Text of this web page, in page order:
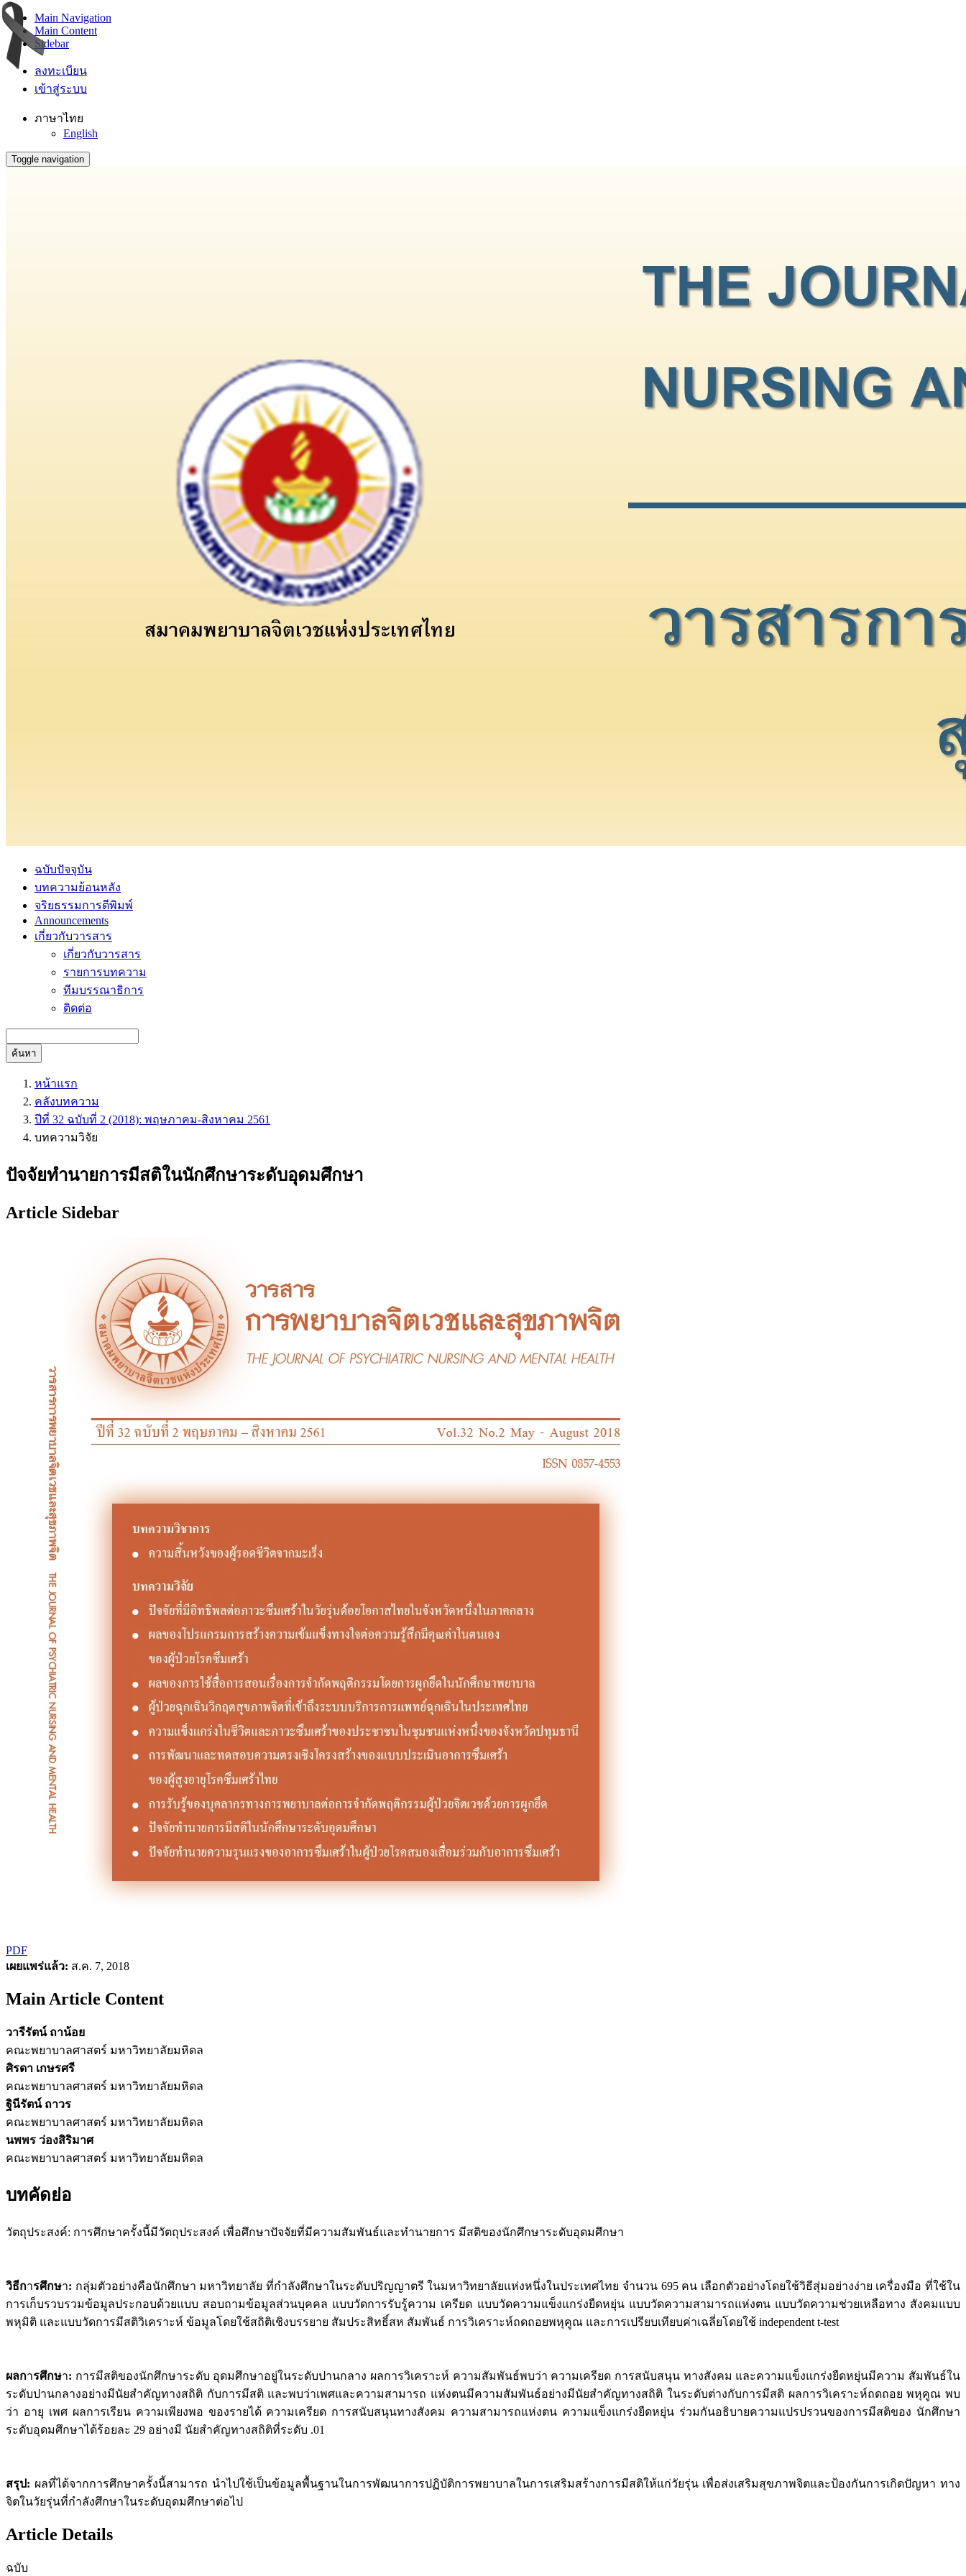
Main Navigation
Main Content
Sidebar
ลงทะเบียน
เข้าสู่ระบบ
ภาษาไทย
English
Toggle navigation
ฉบับปัจจุบัน
บทความย้อนหลัง
จริยธรรมการตีพิมพ์
Announcements
เกี่ยวกับวารสาร
เกี่ยวกับวารสาร
รายการบทความ
ทีมบรรณาธิการ
ติดต่อ
ค้นหา
หน้าแรก
คลังบทความ
ปีที่ 32 ฉบับที่ 2 (2018): พฤษภาคม-สิงหาคม 2561
บทความวิจัย
ปัจจัยทำนายการมีสติในนักศึกษาระดับอุดมศึกษา
Article Sidebar
PDF
เผยแพร่แล้ว: ส.ค. 7, 2018
Main Article Content
วารีรัตน์ ถาน้อย
คณะพยาบาลศาสตร์ มหาวิทยาลัยมหิดล
ศิรดา เกษรศรี
คณะพยาบาลศาสตร์ มหาวิทยาลัยมหิดล
ฐินีรัตน์ ถาวร
คณะพยาบาลศาสตร์ มหาวิทยาลัยมหิดล
นพพร ว่องสิริมาศ
คณะพยาบาลศาสตร์ มหาวิทยาลัยมหิดล
บทคัดย่อ
วัตถุประสงค์: การศึกษาครั้งนี้มีวัตถุประสงค์ เพื่อศึกษาปัจจัยที่มีความสัมพันธ์และทำนายการ มีสติของนักศึกษาระดับอุดมศึกษา
วิธีการศึกษา: กลุ่มตัวอย่างคือนักศึกษา มหาวิทยาลัย ที่กำลังศึกษาในระดับปริญญาตรี ในมหาวิทยาลัยแห่งหนึ่งในประเทศไทย จำนวน 695 คน เลือกตัวอย่างโดยใช้วิธีสุ่มอย่างง่าย เครื่องมือ ที่ใช้ใน
การเก็บรวบรวมข้อมูลประกอบด้วยแบบ สอบถามข้อมูลส่วนบุคคล แบบวัดการรับรู้ความ เครียด แบบวัดความแข็งแกร่งยืดหยุ่น แบบวัดความสามารถแห่งตน แบบวัดความช่วยเหลือทาง สังคมแบบ
พหุมิติ และแบบวัดการมีสติวิเคราะห์ ข้อมูลโดยใช้สถิติเชิงบรรยาย สัมประสิทธิ์สห สัมพันธ์ การวิเคราะห์ถดถอยพหุคูณ และการเปรียบเทียบค่าเฉลี่ยโดยใช้ independent t-test
ผลการศึกษา: การมีสติของนักศึกษาระดับ อุดมศึกษาอยู่ในระดับปานกลาง ผลการวิเคราะห์ ความสัมพันธ์พบว่า ความเครียด การสนับสนุน ทางสังคม และความแข็งแกร่งยืดหยุ่นมีความ สัมพันธ์ใน
ระดับปานกลางอย่างมีนัยสำคัญทางสถิติ กับการมีสติ และพบว่าเพศและความสามารถ แห่งตนมีความสัมพันธ์อย่างมีนัยสำคัญทางสถิติ ในระดับต่างกับการมีสติ ผลการวิเคราะห์ถดถอย พหุคูณ พบ
ว่า อายุ เพศ ผลการเรียน ความเพียงพอ ของรายได้ ความเครียด การสนับสนุนทางสังคม ความสามารถแห่งตน ความแข็งแกร่งยืดหยุ่น ร่วมกันอธิบายความแปรปรวนของการมีสติของ นักศึกษา
ระดับอุดมศึกษาได้ร้อยละ 29 อย่างมี นัยสำคัญทางสถิติที่ระดับ .01
สรุป: ผลที่ได้จากการศึกษาครั้งนี้สามารถ นำไปใช้เป็นข้อมูลพื้นฐานในการพัฒนาการปฏิบัติการพยาบาลในการเสริมสร้างการมีสติให้แก่วัยรุ่น เพื่อส่งเสริมสุขภาพจิตและป้องกันการเกิดปัญหา ทาง
จิตในวัยรุ่นที่กำลังศึกษาในระดับอุดมศึกษาต่อไป
Article Details
ฉบับ